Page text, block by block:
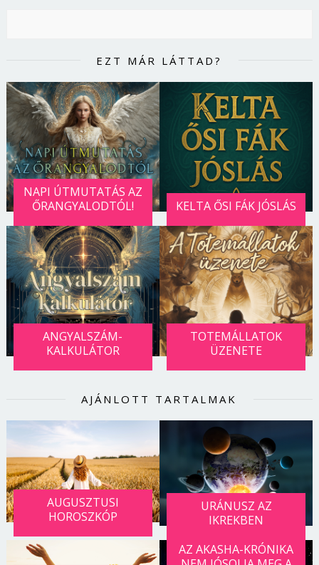
EZT MÁR LÁTTAD?
NAPI ÚTMUTATÁS AZ
ŐRANGYALODTÓL!
KELTA ŐSI FÁK JÓSLÁS
ANGYALSZÁM-
KALKULÁTOR
TOTEMÁLLATOK
ÜZENETE
AJÁNLOTT TARTALMAK
AUGUSZTUSI
HOROSZKÓP
URÁNUSZ AZ
IKREKBEN
AZ AKASHA-KRÓNIKA